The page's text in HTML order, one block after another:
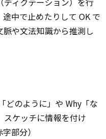
中で止めたりして OK で
脈や文法知識から推測し
どのように」や Why「な
スケッチに情報を付け
部分）